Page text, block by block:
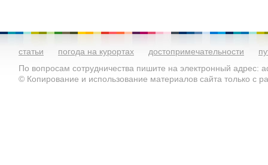
статьи погода на курортах достопримечательности
По вопросам сотрудничества пишите на электронный адрес:
© Копирование и использование материалов сайта только с